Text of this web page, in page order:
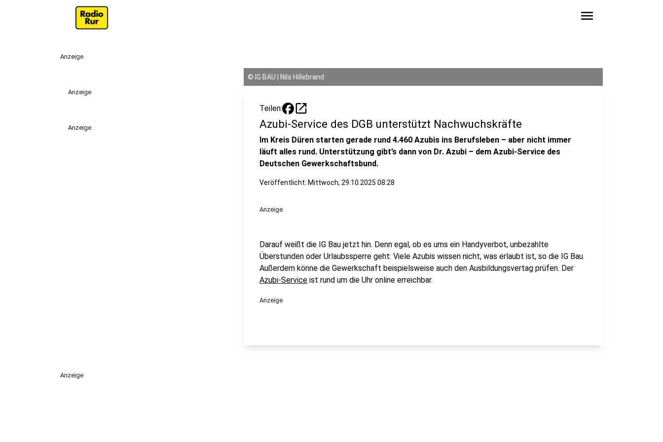
menu
Anzeige
Anzeige
Anzeige
© IG BAU | Nils Hillebrand
Teilen: open_in_new
Azubi-Service des DGB unterstützt Nachwuchskräfte
Im Kreis Düren starten gerade rund 4.460 Azubis ins Berufsleben – aber nicht immer
läuft alles rund. Unterstützung gibt’s dann von Dr. Azubi – dem Azubi-Service des
Deutschen Gewerkschaftsbund.
Veröffentlicht: Mittwoch, 29.10.2025 08:28
Anzeige
Darauf weißt die IG Bau jetzt hin. Denn egal, ob es ums ein Handyverbot, unbezahlte
Überstunden oder Urlaubssperre geht: Viele Azubis wissen nicht, was erlaubt ist, so die IG Bau.
Außerdem könne die Gewerkschaft beispielsweise auch den Ausbildungsvertag prüfen. Der
Azubi-Service ist rund um die Uhr online erreichbar.
Anzeige
Anzeige